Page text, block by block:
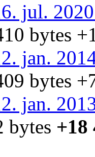
jul.
bytes
jan.
bytes
jan.
bytes +18